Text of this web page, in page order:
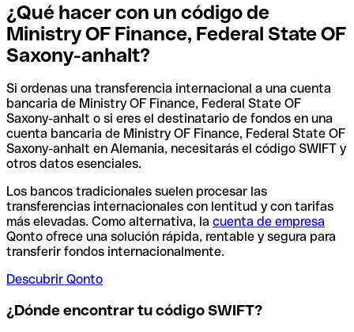
¿Qué hacer con un código de
Ministry OF Finance, Federal State OF
Saxony-anhalt?
Si ordenas una transferencia internacional a una cuenta
bancaria de Ministry OF Finance, Federal State OF
Saxony-anhalt o si eres el destinatario de fondos en una
cuenta bancaria de Ministry OF Finance, Federal State OF
Saxony-anhalt en Alemania, necesitarás el código SWIFT y
otros datos esenciales.
Los bancos tradicionales suelen procesar las
transferencias internacionales con lentitud y con tarifas
más elevadas. Como alternativa, la cuenta de empresa
Qonto ofrece una solución rápida, rentable y segura para
transferir fondos internacionalmente.
Descubrir Qonto
¿Dónde encontrar tu código SWIFT?